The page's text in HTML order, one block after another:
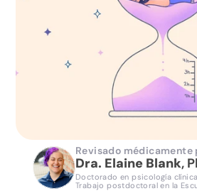
Revisado médicamente
Dra. Elaine Blank,
Doctorado en psicología
Trabajo postdoctoral en la